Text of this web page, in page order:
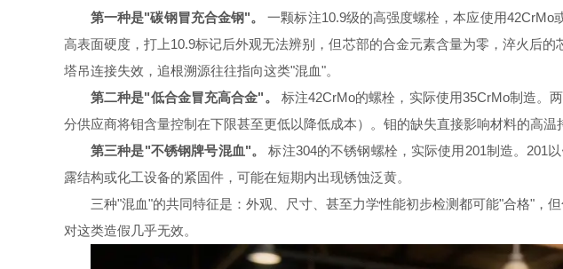
第一种是"碳钢冒充合金钢"。
一颗标注10.9级的高强度螺栓，本应使用42CrMo
高表面硬度，打上10.9标记后外观无法辨别，但芯部的合金元素含量为零，淬火后
塔吊连接失效，追根溯源往往指向这类"混血"。
第二种是"低合金冒充高合金"。
标注42CrMo的螺栓，实际使用35CrMo制造。
分供应商将钼含量控制在下限甚至更低以降低成本）。钼的缺失直接影响材料的高
第三种是"不锈钢牌号混血"。
标注304的不锈钢螺栓，实际使用201制造。201
露结构或化工设备的紧固件，可能在短期内出现锈蚀泛黄。
三种"混血"的共同特征是：外观、尺寸、甚至力学性能初步检测都可能"合格"
对这类造假几乎无效。